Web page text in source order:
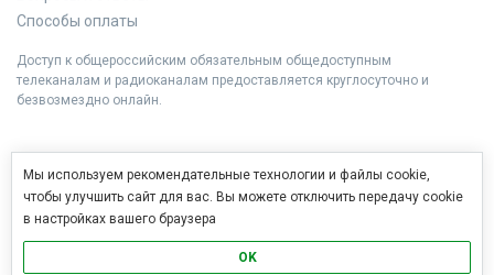
Способы оплаты
Доступ к общероссийским обязательным общедоступным
телеканалам и радиоканалам предоставляется круглосуточно и
безвозмездно онлайн.
Мы используем рекомендательные технологии и файлы cookie,
чтобы улучшить сайт для вас. Вы можете отключить передачу cookie
в настройках вашего браузера
OK